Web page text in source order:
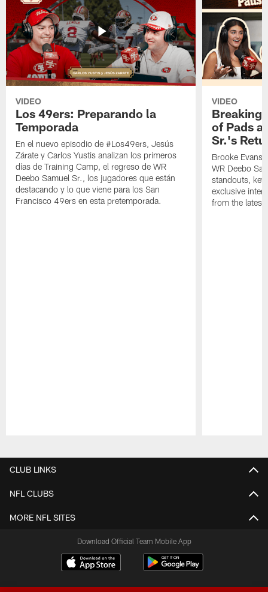
VIDEO
Los 49ers: Preparando la
Temporada
En el nuevo episodio de #Los49ers, Jesús
Zárate y Carlos Yustis analizan los primeros
días de Training Camp, el regreso de WR
Deebo Samuel Sr., los jugadores que están
destacando y lo que viene para los San
Francisco 49ers en esta pretemporada.
VIDEO
Breaking
of Pads
Sr.'s
Brooke Evans
WR Deebo
standouts,
exclusive
from the latest
CLUB LINKS
NFL CLUBS
MORE NFL SITES
Download Official Team Mobile App